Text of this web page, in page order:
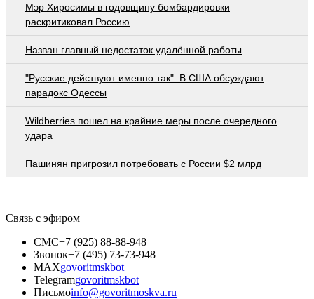
Мэр Хиросимы в годовщину бомбардировки
раскритиковал Россию
Назван главный недостаток удалённой работы
"Русские действуют именно так". В США обсуждают
парадокс Одессы
Wildberries пошел на крайние меры после очередного
удара
Пашинян пригрозил потребовать c России $2 млрд
Связь с эфиром
СМС+7 (925) 88-88-948
Звонок+7 (495) 73-73-948
MAXgovoritmskbot
Telegramgovoritmskbot
Письмоinfo@govoritmoskva.ru